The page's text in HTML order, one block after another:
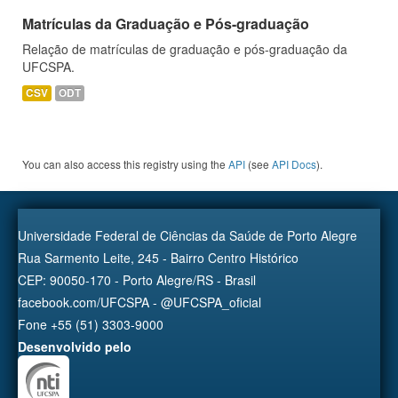
Matrículas da Graduação e Pós-graduação
Relação de matrículas de graduação e pós-graduação da
UFCSPA.
CSV ODT
You can also access this registry using the API (see API Docs).
Universidade Federal de Ciências da Saúde de Porto Alegre
Rua Sarmento Leite, 245 - Bairro Centro Histórico
CEP: 90050-170 - Porto Alegre/RS - Brasil
facebook.com/UFCSPA - @UFCSPA_oficial
Fone +55 (51) 3303-9000
Desenvolvido pelo